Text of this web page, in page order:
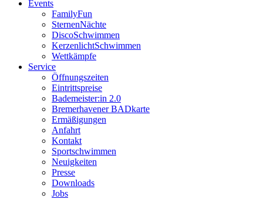
Events
FamilyFun
SternenNächte
DiscoSchwimmen
KerzenlichtSchwimmen
Wettkämpfe
Service
Öffnungszeiten
Eintrittspreise
Bademeister:in 2.0
Bremerhavener BADkarte
Ermäßigungen
Anfahrt
Kontakt
Sportschwimmen
Neuigkeiten
Presse
Downloads
Jobs